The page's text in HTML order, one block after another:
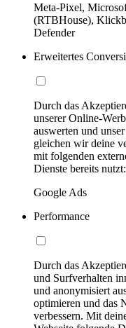
Meta-Pixel,
(RTBHouse),
Defender
Erweitertes
Durch das
unserer Online-
auswerten und
gleichen wir deine
mit folgenden
Dienste bereits nutzt:
Google Ads
Performance
Durch das
und Surfverhalten
und anonymisiert
optimieren und das
verbessern. Mit